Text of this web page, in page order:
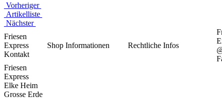
Vorheriger
Artikelliste
Nächster
Friesen
Express
Kontakt
Shop Informationen Rechtliche Infos
Friesen
Express
Elke Heim
Grosse Erde